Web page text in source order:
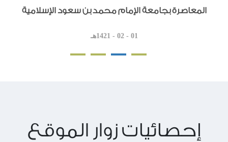
المعاصرة بجامعة الإمام محمد بن سعود الإسلامية
01 - 02 - 1421هـ
إحصائيات زوار الموقع